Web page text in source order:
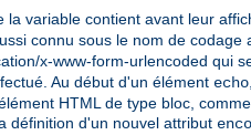
variable contient avant leur
connu sous le nom de
x-www-form-urlencoded qui
Au début d'un élément echo
HTML de type bloc,
définition d'un nouvel attribut